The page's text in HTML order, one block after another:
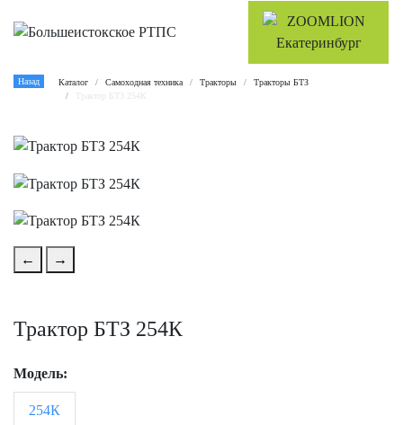
Назад Каталог Самоходная техника Тракторы
Тракторы БТЗ
Трактор БТЗ 254К
← →
Трактор БТЗ 254К
Модель:
254К